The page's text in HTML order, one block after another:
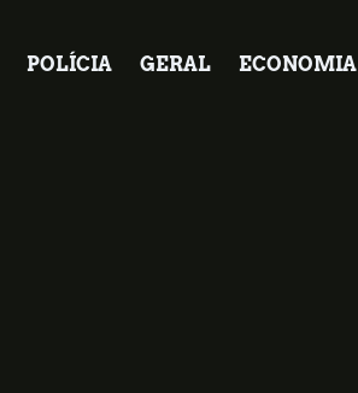
POLÍCIA GERAL ECONOMIA